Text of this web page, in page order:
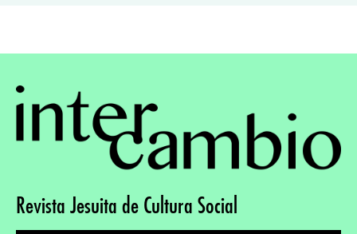
Revista Jesuita de Cultura Social